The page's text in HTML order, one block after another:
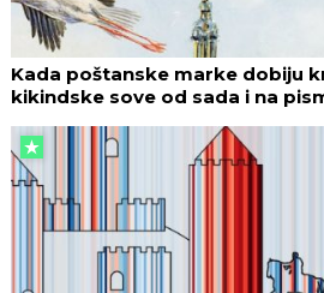
Kada poštanske marke dobiju
kikindske sove od sada i na